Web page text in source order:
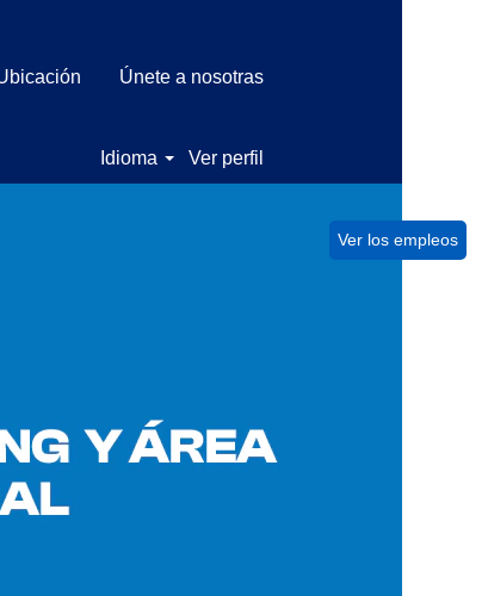
Únete a nosotras
Idioma Ver perfil
Ver los empleos